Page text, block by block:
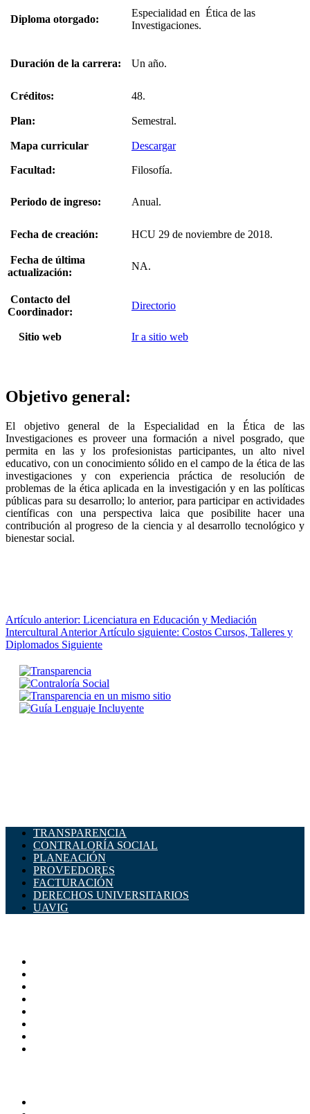
Diploma otorgado:
Especialidad en Ética de las
Investigaciones.
Duración de la carrera: Un año.
Créditos: 48.
Plan: Semestral.
Mapa curricular Descargar
Facultad: Filosofía.
Periodo de ingreso: Anual.
Fecha de creación: HCU 29 de noviembre de 2018.
Fecha de última
actualización:
NA.
Contacto del
Coordinador:
Directorio
Sitio web Ir a sitio web
Objetivo general:
El objetivo general de la Especialidad en la Ética de las
Investigaciones es proveer una formación a nivel posgrado, que
permita en las y los profesionistas participantes, un alto nivel
educativo, con un conocimiento sólido en el campo de la ética de las
investigaciones y con experiencia práctica de resolución de
problemas de la ética aplicada en la investigación y en las políticas
públicas para su desarrollo; lo anterior, para participar en actividades
científicas con una perspectiva laica que posibilite hacer una
contribución al progreso de la ciencia y al desarrollo tecnológico y
bienestar social.
Artículo anterior: Licenciatura en Educación y Mediación
InterculturalAnteriorArtículo siguiente: Costos Cursos, Talleres y
Diplomados Siguiente
TRANSPARENCIA
CONTRALORÍA SOCIAL
PLANEACIÓN
PROVEEDORES
FACTURACIÓN
DERECHOS UNIVERSITARIOS
UAVIG